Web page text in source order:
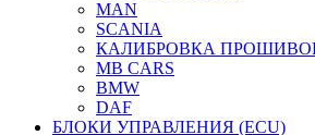
MAN
SCANIA
КАЛИБРОВКА
MB CARS
BMW
DAF
БЛОКИ УПРАВЛЕНИЯ (ECU)